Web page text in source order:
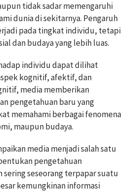
tidak sadar memengaruhi
dunia di sekitarnya. Pengaruh
pada tingkat individu, tetapi
dan budaya yang lebih luas.
individu dapat dilihat
kognitif, afektif, dan
media memberikan
pengetahuan baru yang
memahami berbagai fenomena
maupun budaya.
media menjadi salah satu
pengetahuan
sering seseorang terpapar suatu
kemungkinan informasi